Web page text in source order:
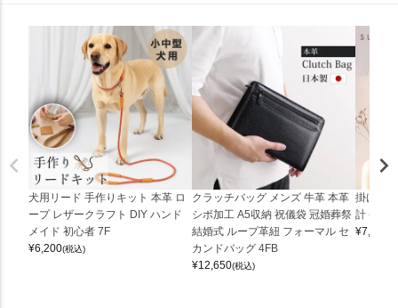
犬用リード 手作りキット 本革 ロ
ープ レザークラフト DIY ハンド
メイド 初心者 7F
¥6,200(税込)
クラッチバッグ メンズ 牛革 本革
シボ加工 A5収納 祝儀袋 冠婚葬祭
結婚式 ループ革紐 フォーマル セ
カンドバッグ 4FB
¥12,650(税込)
掛け時
計
¥7,150